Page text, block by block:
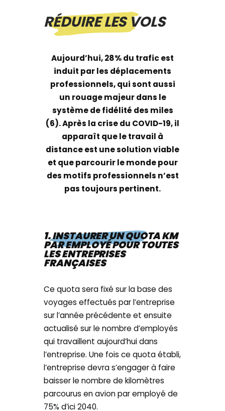
RÉDUIRE LES VOLS
Aujourd’hui, 28% du trafic est
induit par les déplacements
professionnels, qui sont aussi
un rouage majeur dans le
système de fidélité des miles
(6). Après la crise du COVID-19, il
apparaît que le travail à
distance est une solution viable
et que parcourir le monde pour
des motifs professionnels n’est
pas toujours pertinent.
1. INSTAURER UN QUOTA KM
PAR EMPLOYÉ POUR TOUTES
LES ENTREPRISES
FRANÇAISES
Ce quota sera fixé sur la base des
voyages effectués par l’entreprise
sur l’année précédente et ensuite
actualisé sur le nombre d’employés
qui travaillent aujourd’hui dans
l’entreprise. Une fois ce quota établi,
l’entreprise devra s’engager à faire
baisser le nombre de kilomètres
parcourus en avion par employé de
75% d’ici 2040.